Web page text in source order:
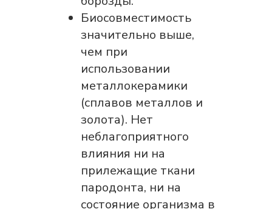
Биосовместимость
значительно выше,
чем при
использовании
металлокерамики
(сплавов металлов и
золота). Нет
неблагоприятного
влияния ни на
прилежащие ткани
пародонта, ни на
состояние организма в